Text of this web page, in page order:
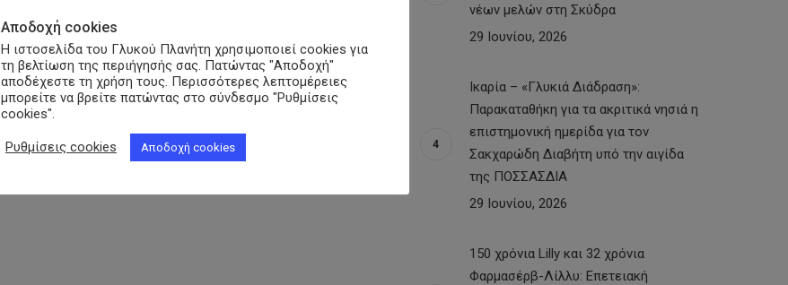
νέων μελών στη Σκύδρα
29 Ιουνίου, 2026
Ικαρία – «Γλυκιά Διάδραση»:
Παρακαταθήκη για τα ακριτικά νησιά η
επιστημονική ημερίδα για τον
Σακχαρώδη Διαβήτη υπό την αιγίδα
της ΠΟΣΣΑΣΔΙΑ
29 Ιουνίου, 2026
150 χρόνια Lilly και 32 χρόνια
Φαρμασέρβ-Λίλλυ: Eπετειακή
Αποδοχή cookies
Η ιστοσελίδα του Γλυκού Πλανήτη χρησιμοποιεί cookies για
τη βελτίωση της περιήγησής σας. Πατώντας "Αποδοχή"
αποδέχεστε τη χρήση τους. Περισσότερες λεπτομέρειες
μπορείτε να βρείτε πατώντας στο σύνδεσμο "Ρυθμίσεις
cookies".
Ρυθμίσεις cookies Αποδοχή cookies